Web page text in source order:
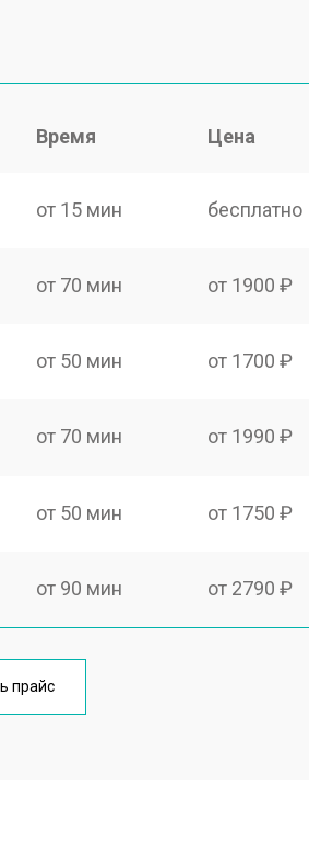
Время Цена
от 15 мин бесплатно
от 70 мин от 1900 ₽
от 50 мин от 1700 ₽
от 70 мин от 1990 ₽
от 50 мин от 1750 ₽
от 90 мин от 2790 ₽
от 50 мин
прайс